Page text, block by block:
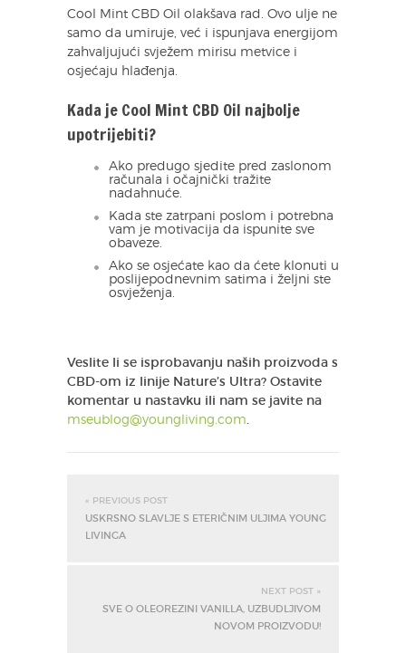
Cool Mint CBD Oil olakšava rad. Ovo ulje ne
samo da umiruje, već i ispunjava energijom
zahvaljujući svježem mirisu metvice i
osjećaju hlađenja.
Kada je Cool Mint CBD Oil najbolje
upotrijebiti?
Ako predugo sjedite pred zaslonom
računala i očajnički tražite
nadahnuće.
Kada ste zatrpani poslom i potrebna
vam je motivacija da ispunite sve
obaveze.
Ako se osjećate kao da ćete klonuti u
poslijepodnevnim satima i željni ste
osvježenja.
Veslite li se isprobavanju naših proizvoda s
CBD-om iz linije Nature’s Ultra? Ostavite
komentar u nastavku ili nam se javite na
mseublog@youngliving.com.
« PREVIOUS POST
USKRSNO SLAVLJE S ETERIČNIM ULJIMA YOUNG
LIVINGA
NEXT POST »
SVE O OLEOREZINI VANILLA, UZBUDLJIVOM
NOVOM PROIZVODU!